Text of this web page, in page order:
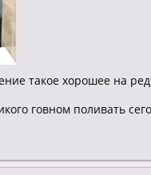
такое хорошее на
говном поливать